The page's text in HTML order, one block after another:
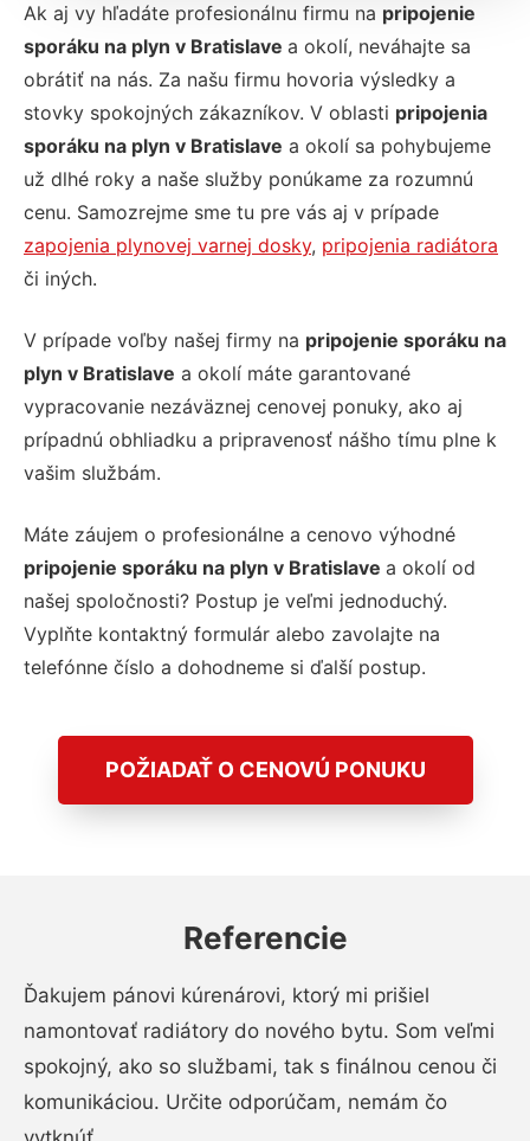
Ak aj vy hľadáte profesionálnu firmu na pripojenie
sporáku na plyn v Bratislave a okolí, neváhajte sa
obrátiť na nás. Za našu firmu hovoria výsledky a
stovky spokojných zákazníkov. V oblasti pripojenia
sporáku na plyn v Bratislave a okolí sa pohybujeme
už dlhé roky a naše služby ponúkame za rozumnú
cenu. Samozrejme sme tu pre vás aj v prípade
zapojenia plynovej varnej dosky, pripojenia radiátora
či iných.
V prípade voľby našej firmy na pripojenie sporáku na
plyn v Bratislave a okolí máte garantované
vypracovanie nezáväznej cenovej ponuky, ako aj
prípadnú obhliadku a pripravenosť nášho tímu plne k
vašim službám.
Máte záujem o profesionálne a cenovo výhodné
pripojenie sporáku na plyn v Bratislave a okolí od
našej spoločnosti? Postup je veľmi jednoduchý.
Vyplňte kontaktný formulár alebo zavolajte na
telefónne číslo a dohodneme si ďalší postup.
POŽIADAŤ O CENOVÚ PONUKU
Referencie
Ďakujem pánovi kúrenárovi, ktorý mi prišiel
namontovať radiátory do nového bytu. Som veľmi
spokojný, ako so službami, tak s finálnou cenou či
komunikáciou. Určite odporúčam, nemám čo